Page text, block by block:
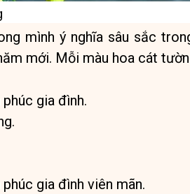
mình ý nghĩa sâu sắc
mới. Mỗi màu hoa cát
gia đình.
gia đình viên mãn.